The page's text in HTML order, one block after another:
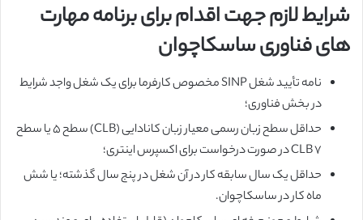
شرایط لازم جهت اقدام برای برنامه مهارت
های فناوری ساسکاچوان
نامه تأیید شغل SINP مخصوص کارفرما برای یک شغل واجد شرایط
در بخش فناوری؛
حداقل سطح زبان رسمی معیار زبان کانادایی (CLB) سطح 5 یا سطح
CLB 7 در صورت درخواست برای اکسپرس اینتری؛
حداقل یک سال سابقه کار در آن شغل در پنج سال گذشته؛ یا شش
ماه کار در ساسکاچوان.